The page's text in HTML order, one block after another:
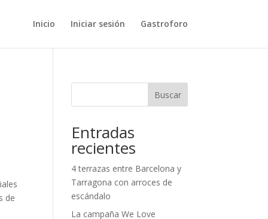
Inicio Iniciar sesión Gastroforo
de
Buscar
Entradas
recientes
4 terrazas entre Barcelona y
Tarragona con arroces de
escándalo
La campaña We Love